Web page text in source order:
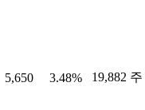
5,650 3.48% 19,882 주